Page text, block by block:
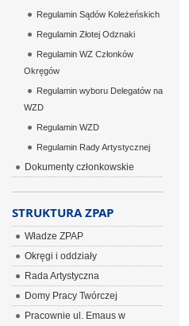
Regulamin Sądów Koleżeńskich
Regulamin Złotej Odznaki
Regulamin WZ Członków
Okręgów
Regulamin wyboru Delegatów na
WZD
Regulamin WZD
Regulamin Rady Artystycznej
Dokumenty członkowskie
STRUKTURA ZPAP
Władze ZPAP
Okręgi i oddziały
Rada Artystyczna
Domy Pracy Twórczej
Pracownie ul. Emaus w